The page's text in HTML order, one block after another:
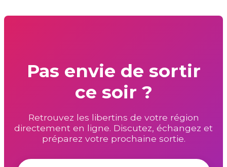
Pas envie de sortir
ce soir ?
Retrouvez les libertins de votre région
directement en ligne. Discutez, échangez et
préparez votre prochaine sortie.